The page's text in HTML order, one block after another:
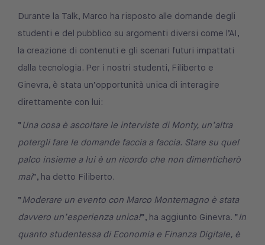
Durante la Talk, Marco ha risposto alle domande degli
studenti e del pubblico su argomenti diversi come l’AI,
la creazione di contenuti e gli scenari futuri impattati
dalla tecnologia. Per i nostri studenti, Filiberto e
Ginevra, è stata un’opportunità unica di interagire
direttamente con lui:
“Una cosa è ascoltare le interviste di Monty, un’altra
potergli fare le domande faccia a faccia. Stare su quel
palco insieme a lui è un ricordo che non dimenticherò
mai“, ha detto Filiberto.
“Moderare un evento con Marco Montemagno è stata
davvero un’esperienza unica!“, ha aggiunto Ginevra. “In
quanto studentessa di Economia e Finanza Digitale, è